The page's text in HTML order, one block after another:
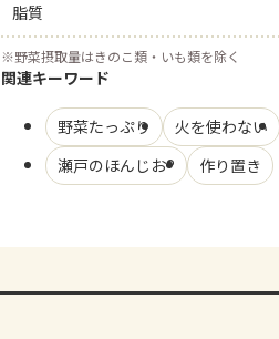
脂質
※野菜摂取量はきのこ類・いも類を除く
関連キーワード
野菜たっぷり 火を使わない
瀬戸のほんじお®
作り置き